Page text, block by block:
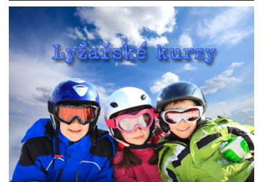
SVATBY, FIREMNÍ VEČÍRKY, AKCE
Kliknutím zobrazíte detaily